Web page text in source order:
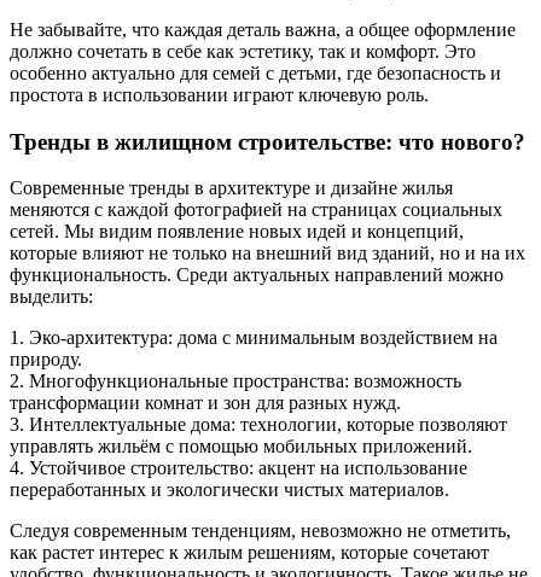
Не забывайте, что каждая деталь важна, а общее оформление
должно сочетать в себе как эстетику, так и комфорт. Это
особенно актуально для семей с детьми, где безопасность и
простота в использовании играют ключевую роль.
Тренды в жилищном строительстве: что нового?
Современные тренды в архитектуре и дизайне жилья
меняются с каждой фотографией на страницах социальных
сетей. Мы видим появление новых идей и концепций,
которые влияют не только на внешний вид зданий, но и на их
функциональность. Среди актуальных направлений можно
выделить:
1. Эко-архитектура: дома с минимальным воздействием на
природу.
2. Многофункциональные пространства: возможность
трансформации комнат и зон для разных нужд.
3. Интеллектуальные дома: технологии, которые позволяют
управлять жильём с помощью мобильных приложений.
4. Устойчивое строительство: акцент на использование
переработанных и экологически чистых материалов.
Следуя современным тенденциям, невозможно не отметить,
как растет интерес к жилым решениям, которые сочетают